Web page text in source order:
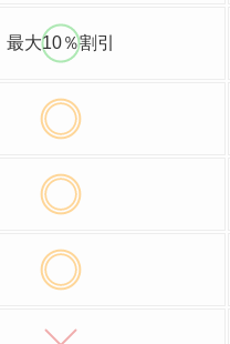
最大10％割引